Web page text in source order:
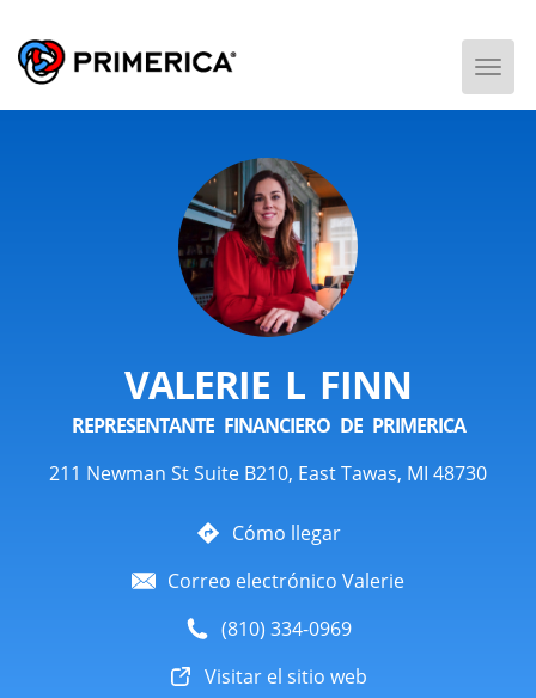
VALERIE L FINN
REPRESENTANTE FINANCIERO DE PRIMERICA
211 Newman St Suite B210, East Tawas, MI 48730
Cómo llegar
Correo electrónico Valerie
(810) 334-0969
Visitar el sitio web